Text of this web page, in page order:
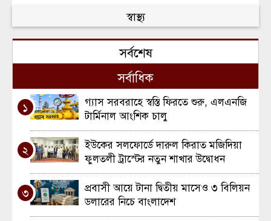
আদ-দিন হাসপাতালে ছয় নবজাতকের মৃত্যু:
সন্দেহে কারিগরি ত্রুটি
৬
কুলাউড়ায় ৪৫ হাজার শিশুকে খাওয়ানো হবে
ভিটামিন ‘এ’ প্লাস ক্যাপসুল
স্বাস্থ্য
সর্বশেষ
সর্বাধিক
১
গ্যাস সরবরাহে স্বস্তি ফিরতে শুরু, এলএনজি
টার্মিনাল আংশিক চালু
২
ইউকের সলফোর্ডে দারুল কিরাত মজিদিয়া
ফুলতলী ট্রাস্টের নতুন শাখার উদ্বোধন
৩
প্রবাসী আয়ে টানা দ্বিতীয় মাসেও ৩ বিলিয়ন
ডলারের নিচে বাংলাদেশ